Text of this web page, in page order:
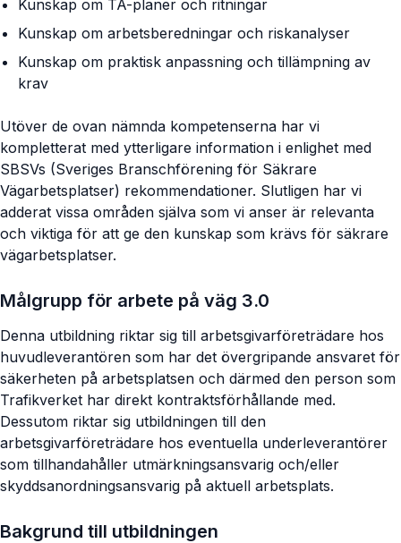
Kunskap om TA-planer och ritningar
Kunskap om arbetsberedningar och riskanalyser
Kunskap om praktisk anpassning och tillämpning av
krav
Utöver de ovan nämnda kompetenserna har vi
kompletterat med ytterligare information i enlighet med
SBSVs (Sveriges Branschförening för Säkrare
Vägarbetsplatser) rekommendationer. Slutligen har vi
adderat vissa områden själva som vi anser är relevanta
och viktiga för att ge den kunskap som krävs för säkrare
vägarbetsplatser.
Målgrupp för arbete på väg 3.0
Denna utbildning riktar sig till arbetsgivarföreträdare hos
huvudleverantören som har det övergripande ansvaret för
säkerheten på arbetsplatsen och därmed den person som
Trafikverket har direkt kontraktsförhållande med.
Dessutom riktar sig utbildningen till den
arbetsgivarföreträdare hos eventuella underleverantörer
som tillhandahåller utmärkningsansvarig och/eller
skyddsanordningsansvarig på aktuell arbetsplats.
Bakgrund till utbildningen